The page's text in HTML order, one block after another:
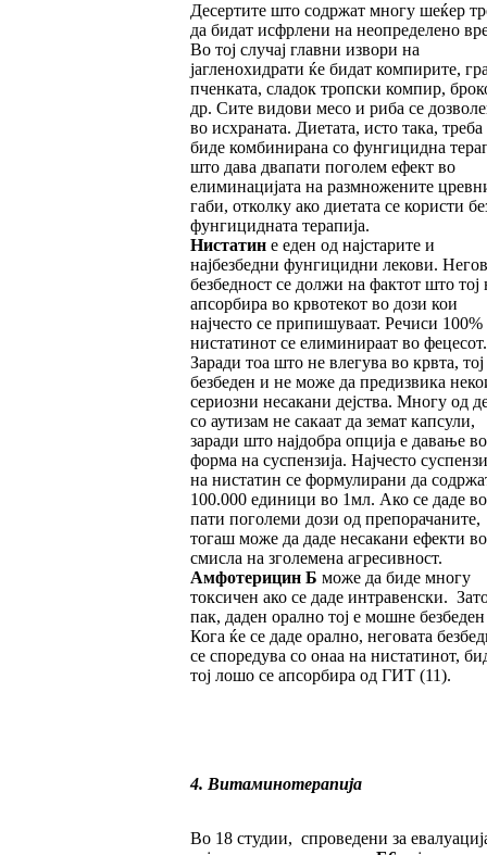
Десертите што содржат многу шеќер
да бидат исфрлени на неопределено
Во тој случај главни извори на
јагленохидрати ќе бидат компирите,
пченката, сладок тропски компир,
др. Сите видови месо и риба се
во исхраната. Диетата, исто така, треба
биде комбинирана со фунгицидна
што дава двапати поголем ефект во
елиминацијата на размножените
габи, отколку ако диетата се користи
фунгицидната терапија.
Нистатине еден од најстарите и
најбезбедни фунгицидни лекови.
безбедност се должи на фактот што тој
апсорбира во крвотекот во дози кои
најчесто се припишуваат. Речиси 100%
нистатинот се елиминираат во фецесот.
Заради тоа што не влегува во крвта, тој
безбеден и не може да предизвика
сериозни несакани дејства. Многу од
со аутизам не сакаат да земат капсули,
заради што најдобра опција е давање во
форма на суспензија. Најчесто
на нистатин се формулирани да
100.000 единици во 1мл. Ако се даде
пати поголеми дози од препорачаните,
тогаш може да даде несакани ефекти во
смисла на зголемена агресивност.
Амфотерицин Б може да биде многу
токсичен ако се даде интравенски.
пак, даден орално тој е мошне
Кога ќе се даде орално, неговата
се споредува со онаа на нистатинот,
тој лошо се апсорбира од ГИТ (11).
4. Витаминотерапија
Во 18 студии, спроведени за